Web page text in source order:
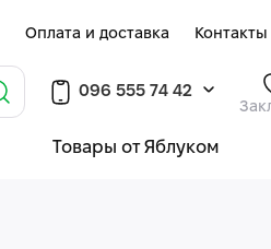
Оплата и доставка Контакты
096 555 74 42
Товары от Яблуком